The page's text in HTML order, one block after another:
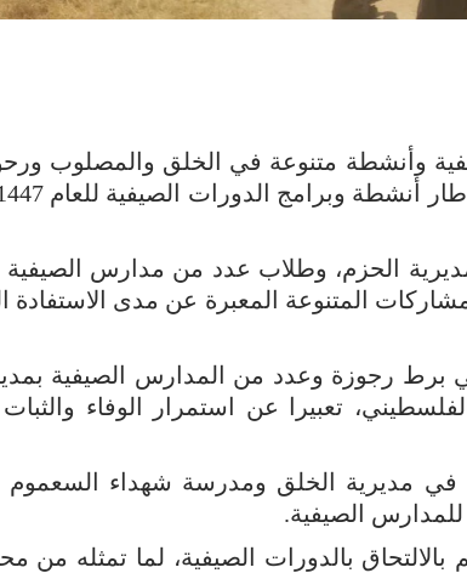
وأنشطة متنوعة في الخلق والمصلوب
الحزم، وطلاب عدد من مدارس
المتنوعة المعبرة عن مدى الاستفادة
رجوزة وعدد من المدارس الصيفية
تعبيرا عن استمرار الوفاء
مديرية الخلق ومدرسة شهداء
الصيفية.
بالدورات الصيفية، لما تمثله من